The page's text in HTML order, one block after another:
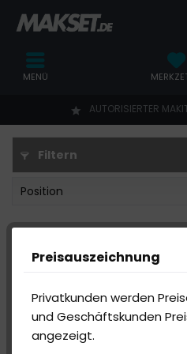
AUTORISIERTER
MENÜ
Filtern
Preisauszeichnung
Privatkunden werden
und Geschäftskunden
angezeigt.